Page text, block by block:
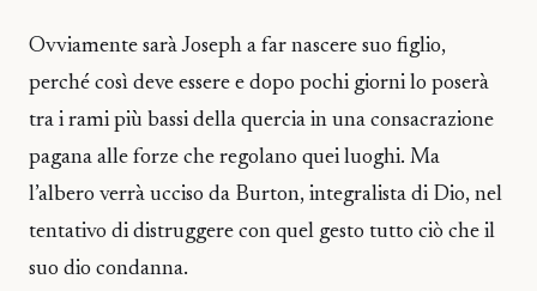
Ovviamente sarà Joseph a far nascere suo figlio,
perché così deve essere e dopo pochi giorni lo poserà
tra i rami più bassi della quercia in una consacrazione
pagana alle forze che regolano quei luoghi. Ma
l’albero verrà ucciso da Burton, integralista di Dio, nel
tentativo di distruggere con quel gesto tutto ciò che il
suo dio condanna.